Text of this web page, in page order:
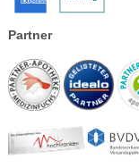
Partner